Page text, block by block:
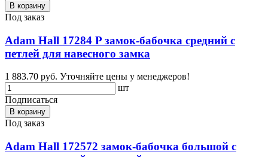
В корзину
Под заказ
Adam Hall 17284 P замок-бабочка средний с
петлей для навесного замка
1 883.70 руб. Уточняйте цены у менеджеров!
шт
Подписаться
В корзину
Под заказ
Adam Hall 172572 замок-бабочка большой с